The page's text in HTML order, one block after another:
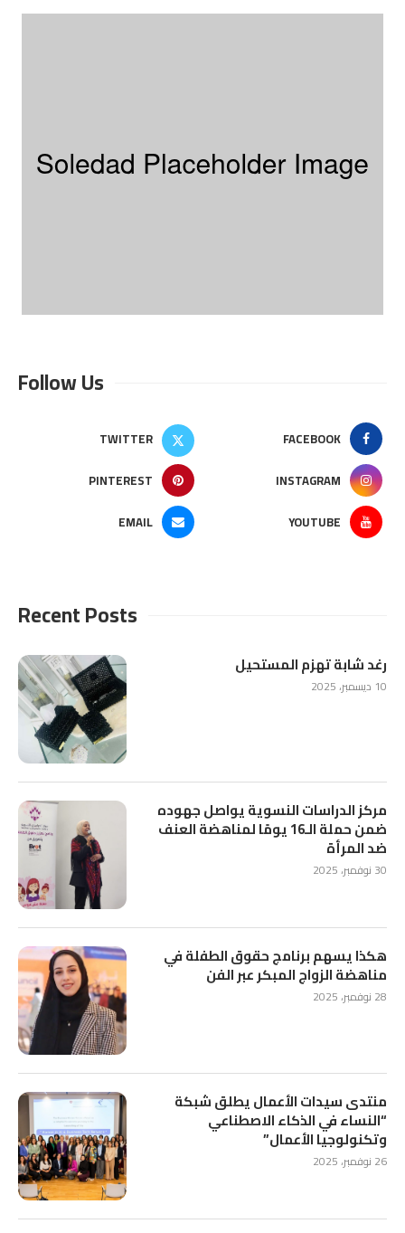
Follow Us
FACEBOOK
TWITTER
INSTAGRAM
PINTEREST
YOUTUBE
EMAIL
Recent Posts
رغد شابة تهزم المستحيل
10 ديسمبر، 2025
مركز الدراسات النسوية يواصل جهوده
ضمن حملة الـ16 يومًا لمناهضة العنف
ضد المرأة
30 نوفمبر، 2025
هكذا يسهم برنامج حقوق الطفلة في
مناهضة الزواج المبكر عبر الفن
28 نوفمبر، 2025
منتدى سيدات الأعمال يطلق شبكة
“النساء في الذكاء الاصطناعي
وتكنولوجيا الأعمال”
26 نوفمبر، 2025